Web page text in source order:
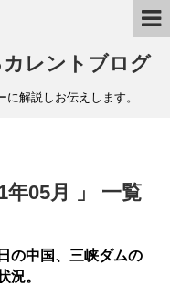
レントブログ
解説しお伝えします。
年05月 」 一覧
の中国、三峡ダムの
況。